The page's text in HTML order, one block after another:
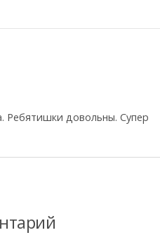
Ребятишки довольны. Супер